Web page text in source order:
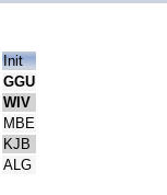
Init
GGU
WIV
MBE
KJB
ALG